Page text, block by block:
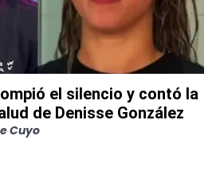
el silencio y contó la
de Denisse González
Cuyo